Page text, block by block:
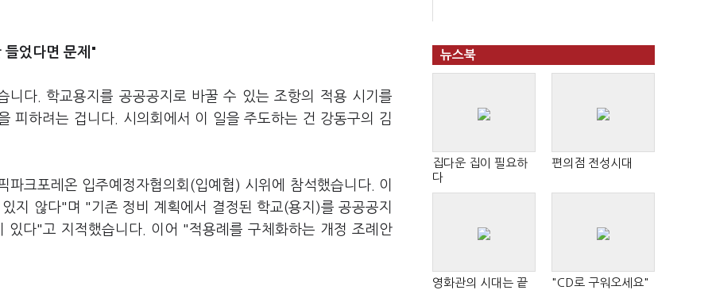
었다면 문제"
니다. 학교용지를 공공공지로 바꿀 수 있는 조항의 적용 시기를
피하려는 겁니다. 시의회에서 이 일을 주도하는 건 강동구의 김
크포레온 입주예정자협의회(입예협) 시위에 참석했습니다. 이
지 않다"며 "기존 정비 계획에서 결정된 학교(용지)를 공공공지
다"고 지적했습니다. 이어 "적용례를 구체화하는 개정 조례안
뉴스북
집다운 집이 필요하
다
편의점 전성시대
영화관의 시대는 끝
"CD로 구워오세요"